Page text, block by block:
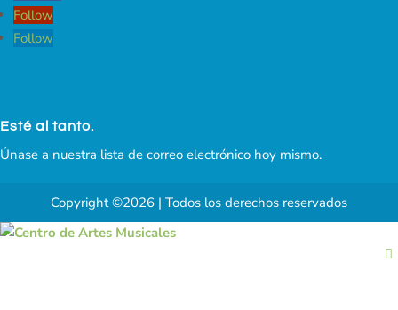
Follow
Follow
Esté al tanto.
Únase a nuestra lista de correo electrónico hoy mismo.
Copyright ©2026 | Todos los derechos reservados